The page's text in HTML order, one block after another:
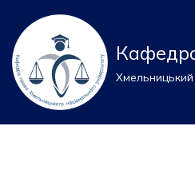
Перейти
до
вмісту
Хмельницький